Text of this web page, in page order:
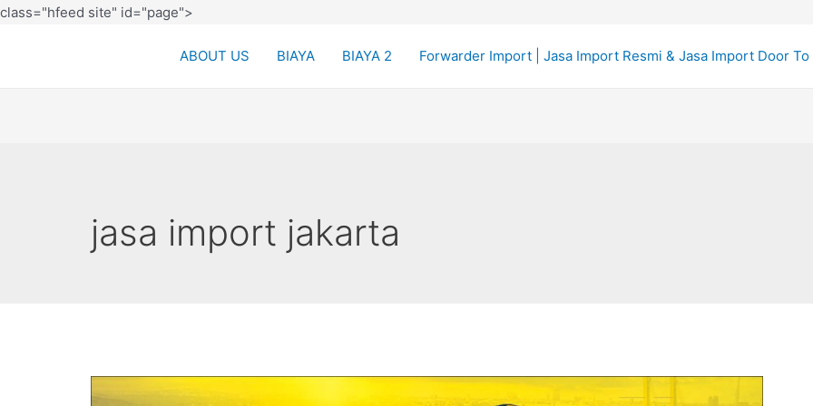
class="hfeed site" id="page">
ABOUT US BIAYA BIAYA 2 Forwarder Import | Jasa Import Resmi & Jasa Import Door
jasa import jakarta